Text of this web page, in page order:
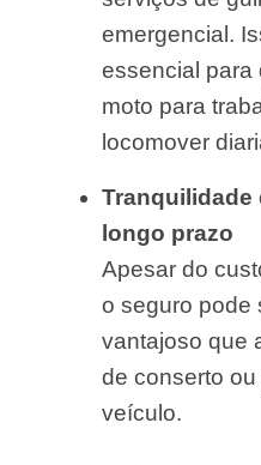
emergencial.
essencial para
moto para
locomover
Tranquilidade
longo prazo
Apesar do
o seguro pode
vantajoso que
de conserto
veículo.